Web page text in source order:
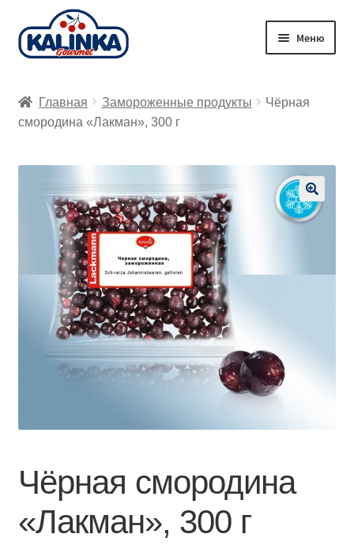
Перейти
к
Перейти
к
Меню
Заказ онлайн
Магазины
Доставка
Корзина
Главная Замороженные продукты
Чёрная
смородина «Лакман», 300 г
🔍
Чёрная смородина
«Лакман», 300 г